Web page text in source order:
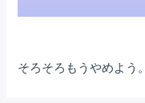
そろそろもうやめよう。